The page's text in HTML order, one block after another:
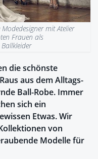
mit Atelier
Frauen als
die schönste
aus dem Alltags-
Ball-Robe. Immer
sich ein
Etwas. Wir
von
Modelle für